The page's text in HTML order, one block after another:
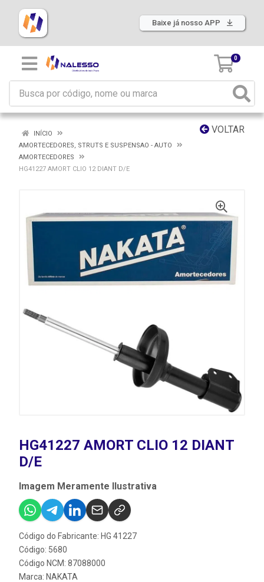
Baixe já nosso APP
0
VOLTAR
INÍCIO
AMORTECEDORES, STRUTS E SUSPENSAO - AUTO
AMORTECEDORES
HG41227 AMORT CLIO 12 DIANT D/E
HG41227 AMORT CLIO 12 DIANT
D/E
Imagem Meramente Ilustrativa
Código do Fabricante: HG 41227
Código: 5680
Código NCM: 87088000
Marca: NAKATA